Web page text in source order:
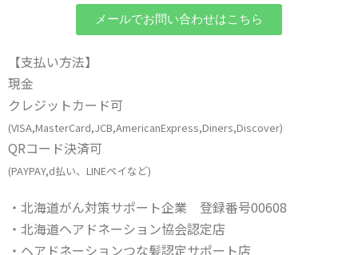
メールでお問い合わせはこちら
【支払い方法】
現金
クレジットカード可
(VISA,MasterCard,JCB,AmericanExpress,Diners,Discover)
QRコード決済可
(PAYPAY,d払い、LINEペイなど)
・北海道がん対策サポート企業 登録番号00608
・北海道ヘアドネーション協会認定店
・ヘアドネーションつな髪認定サポート店